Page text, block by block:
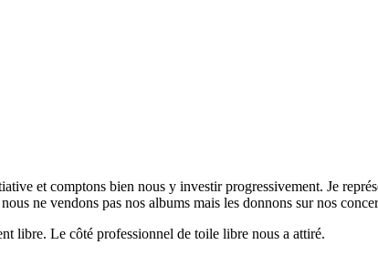
et comptons bien nous y investir progressivement. Je
ne vendons pas nos albums mais les donnons sur nos
libre. Le côté professionnel de toile libre nous a attiré.